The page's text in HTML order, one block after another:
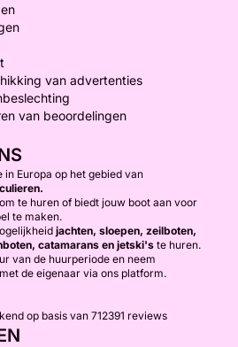
van advertenties
van beoordelingen
Europa op het gebied van
te huren of biedt jouw boot aan voor
te maken.
jachten, sloepen, zeilboten,
catamarans en jetski's te huren.
van de huurperiode en neem
de eigenaar via ons platform.
op basis van 712391 reviews